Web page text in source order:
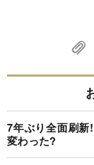
7年ぶり全面刷
変わった?